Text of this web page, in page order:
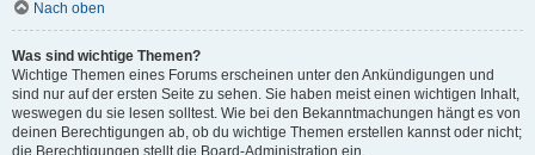
Nach oben
Was sind wichtige Themen?
Wichtige Themen eines Forums erscheinen unter den Ankündigungen und
sind nur auf der ersten Seite zu sehen. Sie haben meist einen wichtigen Inhalt,
weswegen du sie lesen solltest. Wie bei den Bekanntmachungen hängt es von
deinen Berechtigungen ab, ob du wichtige Themen erstellen kannst oder nicht;
die Berechtigungen stellt die Board-Administration ein.